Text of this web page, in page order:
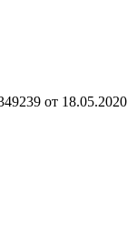
от 18.05.2020